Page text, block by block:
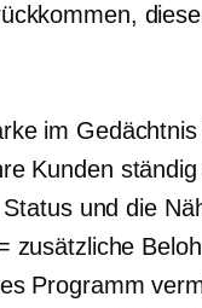
im Gedächtnis
Kunden
und die
zusätzliche
Programm